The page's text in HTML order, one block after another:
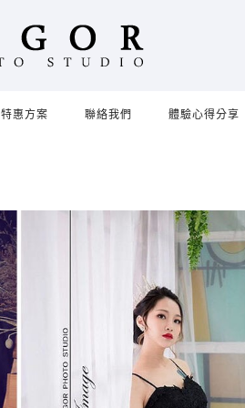
特惠方案 聯絡我們 體驗心得分享